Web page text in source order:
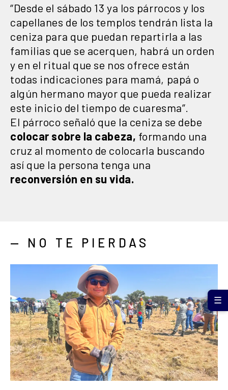
“Desde el sábado 13 ya los párrocos y los
capellanes de los templos tendrán lista la
ceniza para que puedan repartirla a las
familias que se acerquen, habrá un orden
y en el ritual que se nos ofrece están
todas indicaciones para mamá, papá o
algún hermano mayor que pueda realizar
este inicio del tiempo de cuaresma”.
El párroco señaló que la ceniza se debe
colocar sobre la cabeza, formando una
cruz al momento de colocarla buscando
así que la persona tenga una
reconversión en su vida.
— NO TE PIERDAS
☰